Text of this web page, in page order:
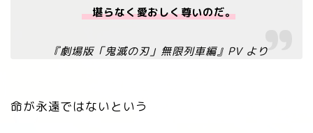
堪らなく愛おしく尊いのだ。
『劇場版「鬼滅の刃」無限列車編』PV より
命が永遠ではないという